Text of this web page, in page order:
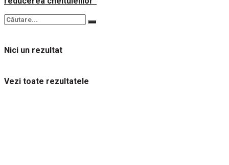
Nici un rezultat
Vezi toate rezultatele